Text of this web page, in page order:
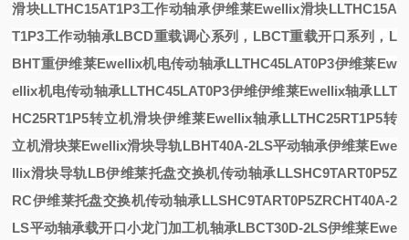
滑块LLTHC15AT1P3工作动轴承伊维莱Ewellix滑块LLTHC15A
T1P3工作动轴承LBCD重载调心系列，LBCT重载开口系列，L
BHT重伊维莱Ewellix机电传动轴承LLTHC45LAT0P3伊维莱Ew
ellix机电传动轴承LLTHC45LAT0P3伊维伊维莱Ewellix轴承LLT
HC25RT1P5转立机滑块伊维莱Ewellix轴承LLTHC25RT1P5转
立机滑块莱Ewellix滑块导轨LBHT40A-2LS平动轴承伊维莱Ewe
llix滑块导轨LB伊维莱托盘交换机传动轴承LLSHC9TART0P5Z
RC伊维莱托盘交换机传动轴承LLSHC9TART0P5ZRCHT40A-2
LS平动轴承载开口小龙门加工机轴承LBCT30D-2LS伊维莱Ewe